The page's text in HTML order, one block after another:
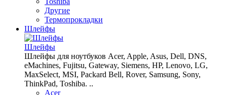
Другие
Термопрокладки
Шлейфы
Шлейфы
Шлейфы для ноутбуков Acer, Apple, Asus, Dell, DNS,
eMachines, Fujitsu, Gateway, Siemens, HP, Lenovo, LG,
MaxSelect, MSI, Packard Bell, Rover, Samsung, Sony,
ThinkPad, Toshiba. ..
Acer